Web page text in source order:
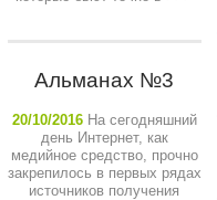
Альманах №3
20/10/2016 На сегодняшний
день Интернет, как
медийное средство, прочно
закрепилось в первых рядах
источников получения